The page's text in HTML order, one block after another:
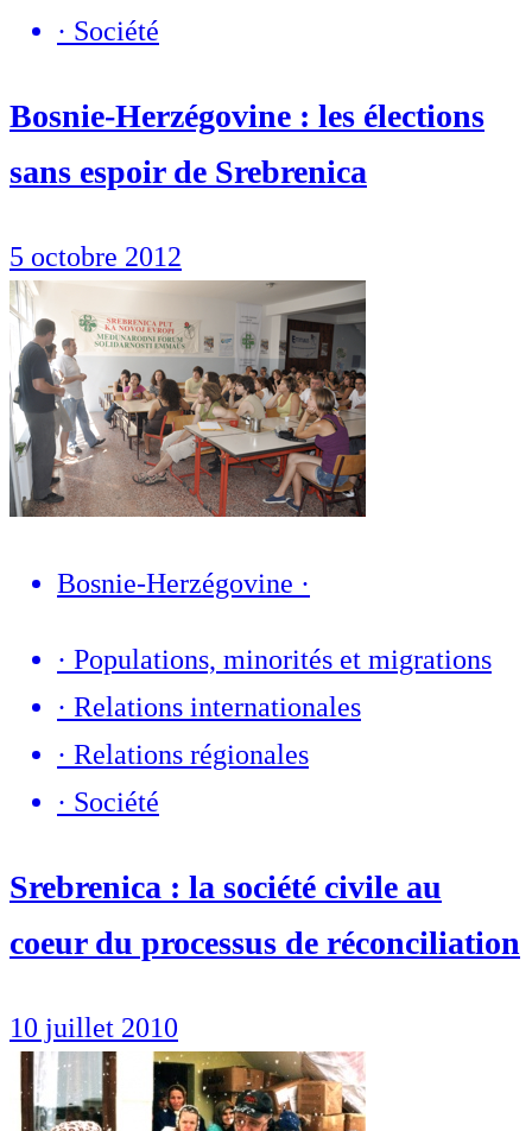
· Société
Bosnie-Herzégovine : les élections
sans espoir de Srebrenica
5 octobre 2012
Bosnie-Herzégovine ·
· Populations, minorités et migrations
· Relations internationales
· Relations régionales
· Société
Srebrenica : la société civile au
coeur du processus de réconciliation
10 juillet 2010